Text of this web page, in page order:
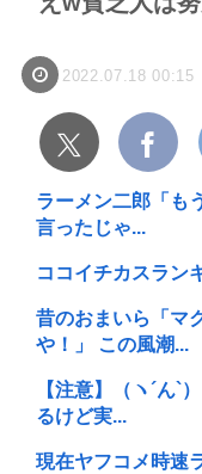
2022.07.18 00:15
ラーメン二郎「も
言ったじゃ...
ココイチカスラン
昔のおまいら「マ
や！」 この風潮...
【注意】（ヽ´ん`
るけど実...
現在ヤフコメ時速